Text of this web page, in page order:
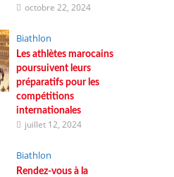
octobre 22, 2024
Biathlon
Les athlètes marocains
poursuivent leurs
préparatifs pour les
compétitions
internationales
juillet 12, 2024
Biathlon
Rendez-vous à la